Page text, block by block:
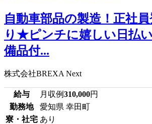
自動車部品の製造！正社
り★ピンチに嬉しい日払
備品付...
株式会社BREXA Next
給与 月収例310,000円
勤務地
愛知県 幸田町
寮・社宅 あり